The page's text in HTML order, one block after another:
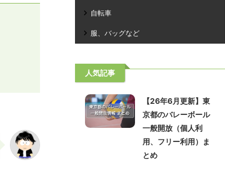
自転車
服、バッグなど
人気記事
【26年6月更新】東
京都のバレーボール
一般開放（個人利
用、フリー利用）ま
とめ